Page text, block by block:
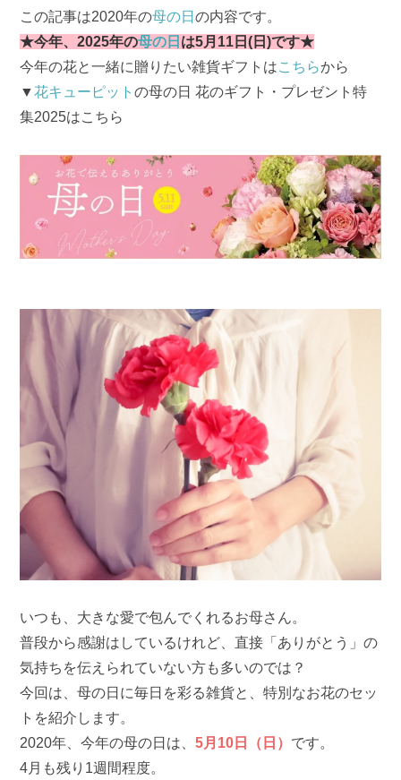
この記事は2020年の母の日の内容です。
★今年、2025年の母の日 は5月11日(日)です★
今年の花と一緒に贈りたい雑貨ギフトはこちらから
▼花キューピットの母の日 花のギフト・プレゼント特
集2025はこちら
いつも、大きな愛で包んでくれるお母さん。
普段から感謝はしているけれど、直接「ありがとう」の
気持ちを伝えられていない方も多いのでは？
今回は、母の日に毎日を彩る雑貨と、特別なお花のセッ
トを紹介します。
2020年、今年の母の日は、5月10日（日） です。
4月も残り1週間程度。